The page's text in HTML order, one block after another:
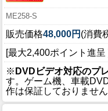
ME258-S
販売価格48,000円 (消費
[最大2,400ポイント進呈
※ DVDビデオ対応のプ
す。ゲーム機、車載
作は保証しておりません